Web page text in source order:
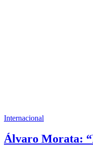
Internacional
Álvaro Morata: